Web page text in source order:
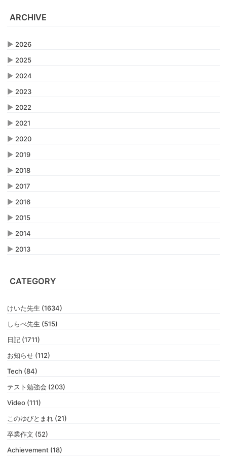
ARCHIVE
▶ 2026
▶ 2025
▶ 2024
▶ 2023
▶ 2022
▶ 2021
▶ 2020
▶ 2019
▶ 2018
▶ 2017
▶ 2016
▶ 2015
▶ 2014
▶ 2013
CATEGORY
けいた先生 (1634)
しらべ先生 (515)
日記 (1711)
お知らせ (112)
Tech (84)
テスト勉強会 (203)
Video (111)
このゆびとまれ (21)
卒業作文 (52)
Achievement (18)